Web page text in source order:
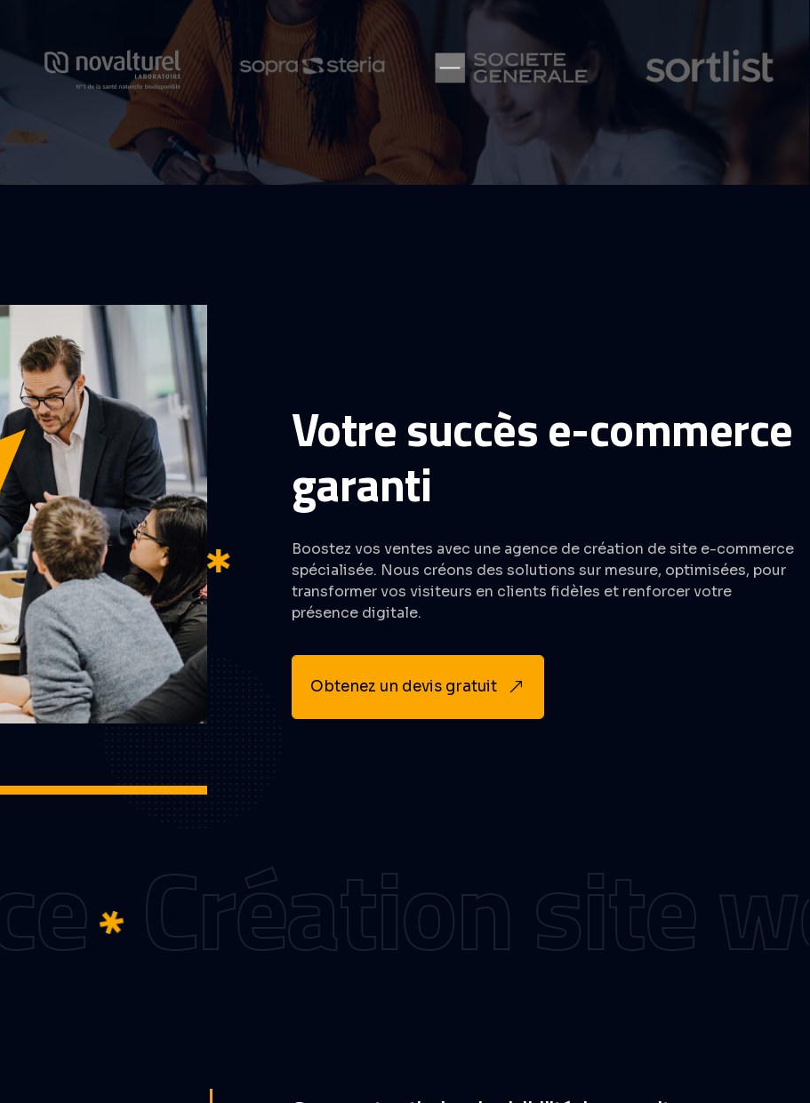
Votre succès e-commerce
garanti
Boostez vos ventes avec une agence de création de site e-commerce
spécialisée. Nous créons des solutions sur mesure, optimisées, pour
transformer vos visiteurs en clients fidèles et renforcer votre
présence digitale.
Obtenez un devis gratuit
Création site web